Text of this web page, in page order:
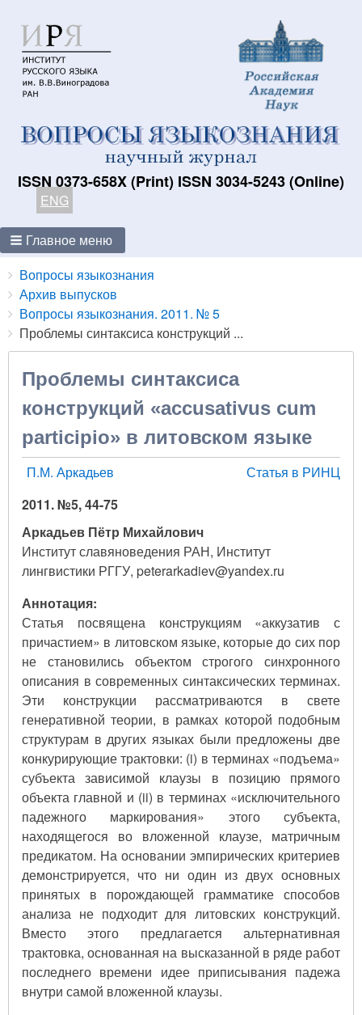
ISSN 0373-658X (Print) ISSN 3034-5243 (Online)
ENG
Главное меню
Breadcrumbs
You
are
here:
Вопросы языкознания
Архив выпусков
Вопросы языкознания. 2011. № 5
Проблемы синтаксиса конструкций ...
Проблемы синтаксиса
конструкций «accusativus cum
participio» в литовском языке
П.М. Аркадьев
Статья в РИНЦ
2011. №5, 44-75
Аркадьев Пётр Михайлович
Институт славяноведения РАН, Институт
лингвистики РГГУ, peterarkadiev@yandex.ru
Аннотация:
Статья посвящена конструкциям «аккузатив с
причастием» в литовском языке, которые до сих пор
не становились объектом строгого синхронного
описания в современных синтаксических терминах.
Эти конструкции рассматриваются в свете
генеративной теории, в рамках которой подобным
структурам в других языках были предложены две
конкурирующие трактовки: (i) в терминах «подъема»
субъекта зависимой клаузы в позицию прямого
объекта главной и (ii) в терминах «исключительного
падежного маркирования» этого субъекта,
находящегося во вложенной клаузе, матричным
предикатом. На основании эмпирических критериев
демонстрируется, что ни один из двух основных
принятых в порождающей грамматике способов
анализа не подходит для литовских конструкций.
Вместо этого предлагается альтернативная
трактовка, основанная на высказанной в ряде работ
последнего времени идее приписывания падежа
внутри самой вложенной клаузы.